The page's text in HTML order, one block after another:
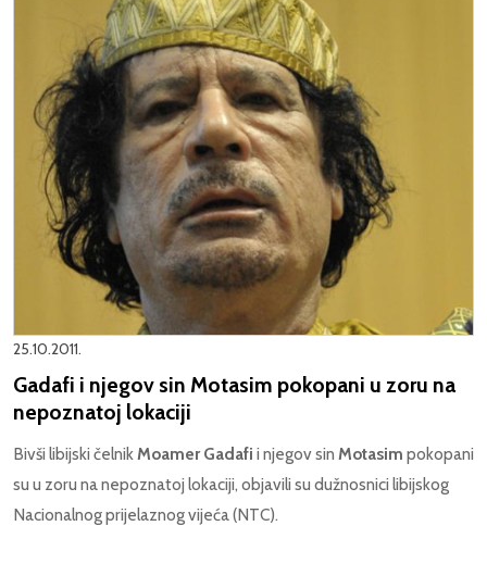
25.10.2011.
Gadafi i njegov sin Motasim pokopani u zoru na
nepoznatoj lokaciji
Bivši libijski čelnik Moamer Gadafi i njegov sin Motasim pokopani
su u zoru na nepoznatoj lokaciji, objavili su dužnosnici libijskog
Nacionalnog prijelaznog vijeća (NTC).